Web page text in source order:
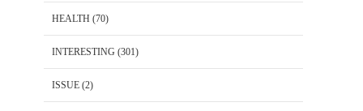
HEALTH (70)
INTERESTING (301)
ISSUE (2)